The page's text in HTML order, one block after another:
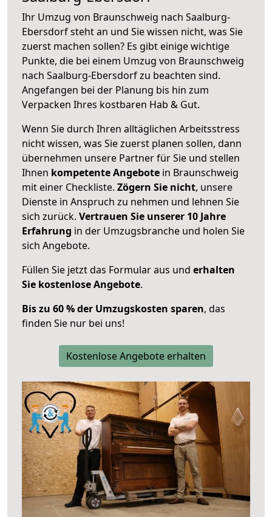
Ihr Umzug von Braunschweig nach Saalburg-
Ebersdorf steht an und Sie wissen nicht, was Sie
zuerst machen sollen? Es gibt einige wichtige
Punkte, die bei einem Umzug von Braunschweig
nach Saalburg-Ebersdorf zu beachten sind.
Angefangen bei der Planung bis hin zum
Verpacken Ihres kostbaren Hab & Gut.
Wenn Sie durch Ihren alltäglichen Arbeitsstress
nicht wissen, was Sie zuerst planen sollen, dann
übernehmen unsere Partner für Sie und stellen
Ihnen kompetente Angebote in Braunschweig
mit einer Checkliste. Zögern Sie nicht, unsere
Dienste in Anspruch zu nehmen und lehnen Sie
sich zurück. Vertrauen Sie unserer 10 Jahre
Erfahrung in der Umzugsbranche und holen Sie
sich Angebote.
Füllen Sie jetzt das Formular aus und erhalten
Sie kostenlose Angebote.
Bis zu 60 % der Umzugskosten sparen, das
finden Sie nur bei uns!
Kostenlose Angebote erhalten